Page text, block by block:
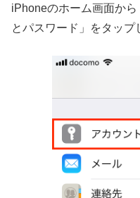
iPhoneのホーム画面か
とパスワード」をタップ